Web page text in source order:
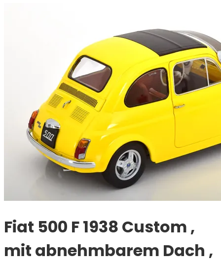
Fiat 500 F 1938 Custom ,
mit abnehmbarem Dach ,